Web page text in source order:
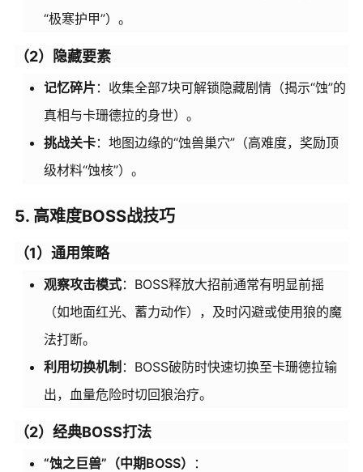
“极寒护甲”）。
（2）隐藏要素
记忆碎片：收集全部7块可解锁隐藏剧情（揭示“蚀”的
真相与卡珊德拉的身世）。
挑战关卡：地图边缘的“蚀兽巢穴”（高难度，奖励顶
级材料“蚀核”）。
5. 高难度BOSS战技巧
（1）通用策略
观察攻击模式：BOSS释放大招前通常有明显前摇
（如地面红光、蓄力动作），及时闪避或使用狼的魔
法打断。
利用切换机制 ：BOSS破防时快速切换至卡珊德拉输
出，血量危险时切回狼治疗。
（2）经典BOSS打法
“蚀之巨兽”（中期BOSS）
：